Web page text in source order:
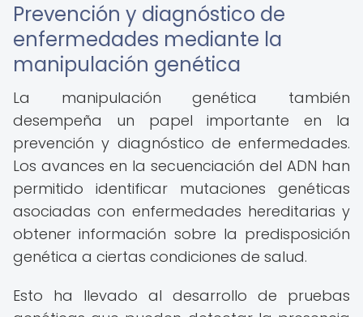
Prevención y diagnóstico de
enfermedades mediante la
manipulación genética
La manipulación genética también
desempeña un papel importante en la
prevención y diagnóstico de enfermedades.
Los avances en la secuenciación del ADN han
permitido identificar mutaciones genéticas
asociadas con enfermedades hereditarias y
obtener información sobre la predisposición
genética a ciertas condiciones de salud.
Esto ha llevado al desarrollo de pruebas